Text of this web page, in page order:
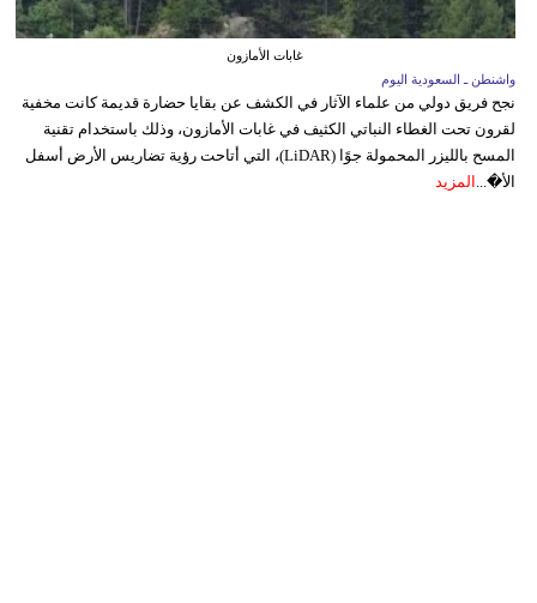
غابات الأمازون
واشنطن ـ السعودية اليوم
نجح فريق دولي من علماء الآثار في الكشف عن بقايا حضارة قديمة كانت مخفية
لقرون تحت الغطاء النباتي الكثيف في غابات الأمازون، وذلك باستخدام تقنية
المسح بالليزر المحمولة جوًا (LiDAR)، التي أتاحت رؤية تضاريس الأرض أسفل
الأ�... المزيد